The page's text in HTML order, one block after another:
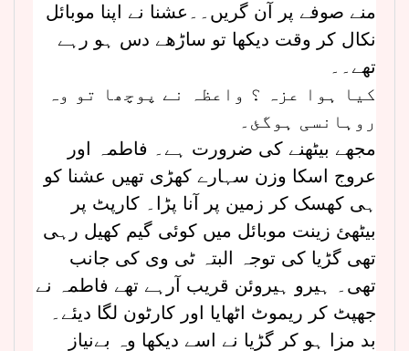
منے صوفے پر آن گریں۔۔عشنا نے اپنا موبائل
نکال کر وقت دیکھا تو ساڑھے دس ہو رہے
تھے۔۔
کیا ہوا عزہ ؟ واعظہ نے پوچھا تو وہ
روہانسی ہوگئ۔
مجھے بیٹھنے کی ضرورت ہے۔ فاطمہ اور
عروج اسکا وزن سہارے کھڑی تھیں عشنا کو
ہی کھسک کر زمین پر آنا پڑا۔ کارپٹ پر
بیٹھئ زینت موبائل میں کوئی گیم کھیل رہی
تھی گڑیا کی توجہ البتہ ٹی وی کی جانب
تھی۔ ہیرو ہیروئن قریب آرہے تھے فاطمہ نے
جھپٹ کر ریموٹ اٹھایا اور کارٹون لگا دیئے۔
بد مزا ہو کر گڑیا نے اسے دیکھا وہ بےنیاز